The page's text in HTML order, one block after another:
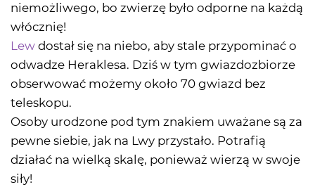
niemożliwego, bo zwierzę było odporne na każdą
włócznię!
Lew dostał się na niebo, aby stale przypominać o
odwadze Heraklesa. Dziś w tym gwiazdozbiorze
obserwować możemy około 70 gwiazd bez
teleskopu.
Osoby urodzone pod tym znakiem uważane są za
pewne siebie, jak na Lwy przystało. Potrafią
działać na wielką skalę, ponieważ wierzą w swoje
siły!